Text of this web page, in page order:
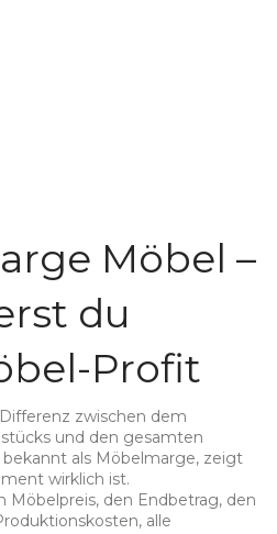
Möbel –
du
Profit
zwischen dem
und den gesamten
bekannt als Möbelmarge, zeigt
wirklich ist.
Möbelpreis, den Endbetrag, den
, alle